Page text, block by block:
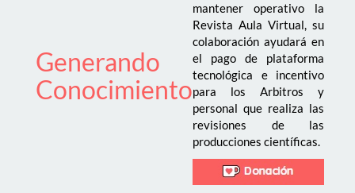
Generando
Conocimiento
mantener operativo la
Revista Aula Virtual, su
colaboración ayudará en
el pago de plataforma
tecnológica e incentivo
para los Arbitros y
personal que realiza las
revisiones de las
producciones científicas.